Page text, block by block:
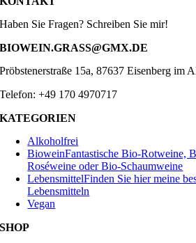
Haben Sie Fragen? Schreiben Sie mir!
BIOWEIN.GRASS@GMX.DE
Pröbstenerstraße 15a, 87637 Eisenberg im
Telefon: +49 170 4970717
KATEGORIEN
Alkoholfrei
BioweinFantastische Bio-Rotweine,
Roséweine oder Bio-Schaumweine
LebensmittelFinden Sie hier meine
Lebensmitteln
Vegan
SHOP